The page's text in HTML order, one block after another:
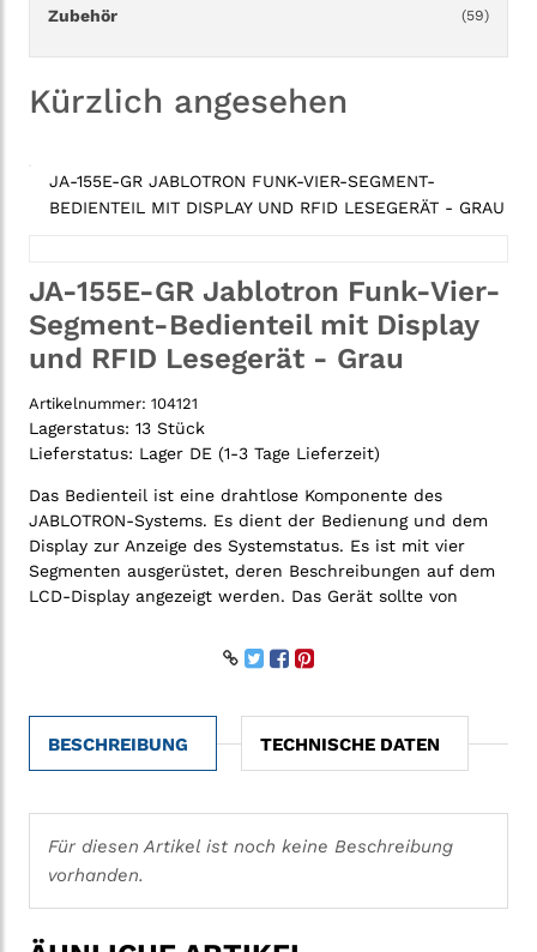
Zubehör (59)
Kürzlich angesehen
JA-155E-GR JABLOTRON FUNK-VIER-SEGMENT-
BEDIENTEIL MIT DISPLAY UND RFID LESEGERÄT - GRAU
JA-155E-GR Jablotron Funk-Vier-
Segment-Bedienteil mit Display
und RFID Lesegerät - Grau
Artikelnummer: 104121
Lagerstatus: 13 Stück
Lieferstatus: Lager DE (1-3 Tage Lieferzeit)
Das Bedienteil ist eine drahtlose Komponente des
JABLOTRON-Systems. Es dient der Bedienung und dem
Display zur Anzeige des Systemstatus. Es ist mit vier
Segmenten ausgerüstet, deren Beschreibungen auf dem
LCD-Display angezeigt werden. Das Gerät sollte von
BESCHREIBUNG TECHNISCHE DATEN
Für diesen Artikel ist noch keine Beschreibung
vorhanden.